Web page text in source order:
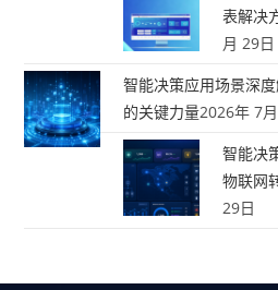
表解决
月 29日
智能决策应用场景深
的关键力量2026年 7
智能决
物联网
29日